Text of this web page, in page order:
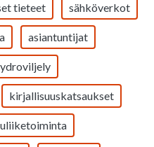
tieteet sähköverkot
asiantuntijat
kirjallisuuskatsaukset